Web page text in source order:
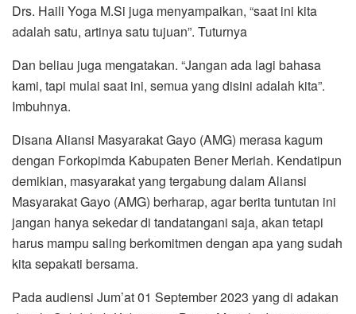
Drs. Haili Yoga M.Si juga menyampaikan, “saat ini kita
adalah satu, artinya satu tujuan”. Tuturnya
Dan beliau juga mengatakan. “Jangan ada lagi bahasa
kami, tapi mulai saat ini, semua yang disini adalah kita”.
Imbuhnya.
Disana Aliansi Masyarakat Gayo (AMG) merasa kagum
dengan Forkopimda Kabupaten Bener Meriah. Kendatipun
demikian, masyarakat yang tergabung dalam Aliansi
Masyarakat Gayo (AMG) berharap, agar berita tuntutan ini
jangan hanya sekedar di tandatangani saja, akan tetapi
harus mampu saling berkomitmen dengan apa yang sudah
kita sepakati bersama.
Pada audiensi Jum’at 01 September 2023 yang di adakan